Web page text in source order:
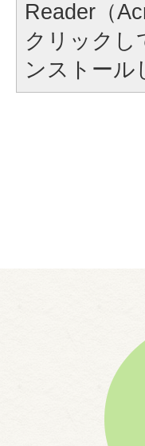
Reader（
クリックし
ンストール